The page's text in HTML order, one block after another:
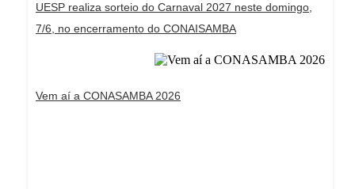
UESP realiza sorteio do Carnaval 2027 neste domingo,
7/6, no encerramento do CONAISAMBA
Vem aí a CONASAMBA 2026